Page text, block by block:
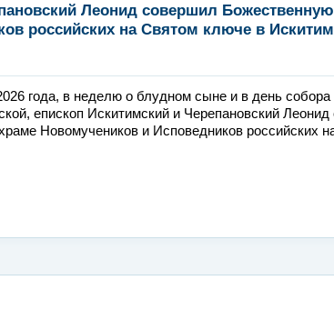
Леонид совершил
российских на Святом ключе в
года, в неделю о блудном сыне и в день собора
епископ Искитимский и Черепановский
Новомучеников и Исповедников российских